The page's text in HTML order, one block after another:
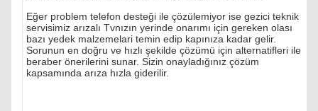
Eğer problem telefon desteği ile çözülemiyor ise gezici teknik
servisimiz arızalı Tvnızın yerinde onarımı için gereken olası
bazı yedek malzemelari temin edip kapınıza kadar gelir.
Sorunun en doğru ve hızlı şekilde çözümü için alternatifleri ile
beraber önerilerini sunar. Sizin onayladığınız çözüm
kapsamında arıza hızla giderilir.